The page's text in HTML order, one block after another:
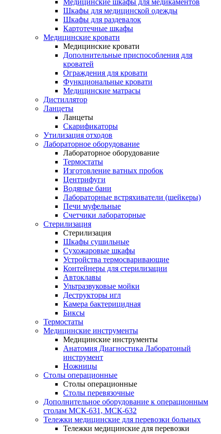
Медицинские шкафы для медикаментов
Шкафы для медицинской одежды
Шкафы для раздевалок
Картотечные шкафы
Медицинские кровати
Медицинские кровати
Дополнительные приспособления для
кроватей
Ограждения для кровати
Функциональные кровати
Медицинские матрасы
Дистиллятор
Ланцеты
Ланцеты
Скарификаторы
Утилизация отходов
Лабораторное оборудование
Лабораторное оборудование
Термостаты
Изготовление ватных пробок
Центрифуги
Водяные бани
Лабораторные встряхиватели (шейкеры)
Печи муфельные
Счетчики лабораторные
Стерилизация
Стерилизация
Шкафы сушильные
Сухожаровые шкафы
Устройства термосваривающие
Контейнеры для стерилизации
Автоклавы
Ультразвуковые мойки
Деструкторы игл
Камера бактерицидная
Биксы
Термостаты
Медицинские инструменты
Медицинские инструменты
Анатомия Диагностика Лаборатоный
инструмент
Ножницы
Столы операционные
Столы операционные
Столы перевязочные
Дополнительное оборудование к операционным
столам МСК-631, МСК-632
Тележки медицинские для перевозки больных
Тележки медицинские для перевозки